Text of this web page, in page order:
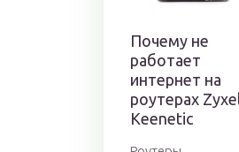
Почему не
работает
интернет на
роутерах
Keenetic